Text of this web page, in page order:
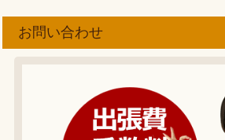
お問い合わせ